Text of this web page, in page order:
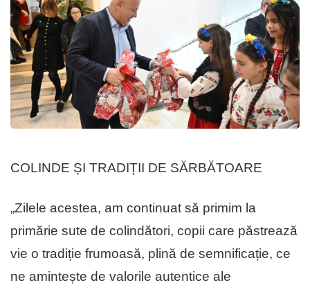
COLINDE ȘI TRADIȚII DE SĂRBĂTOARE
„Zilele acestea, am continuat să primim la
primărie sute de colindători, copii care păstrează
vie o tradiție frumoasă, plină de semnificație, ce
ne amintește de valorile autentice ale